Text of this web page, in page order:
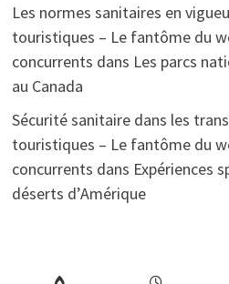
Les normes sanitaires en
touristiques – Le fantôme du
concurrents dans Les parcs
au Canada
Sécurité sanitaire dans les
touristiques – Le fantôme du
concurrents dans Expériences
déserts d’Amérique